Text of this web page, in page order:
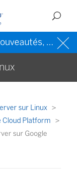
Pour s’informer sur les dernières nouveautés, veuillez consulter l’
sur Linux
Cloud Platform
sur Google